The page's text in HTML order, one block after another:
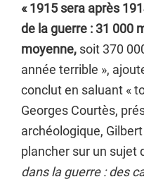
« 1915 sera après
de la guerre : 31 000
moyenne, soit 370
année terrible »,
conclut en saluant «
Georges Courtès,
archéologique,
plancher sur un sujet
dans la guerre : des